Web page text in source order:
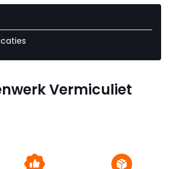
Vermiculiet